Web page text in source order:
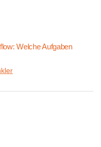
Welche Aufgaben